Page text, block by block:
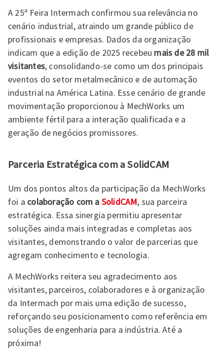
A 25ª Feira Intermach confirmou sua relevância no
cenário industrial, atraindo um grande público de
profissionais e empresas. Dados da organização
indicam que a edição de 2025 recebeu mais de 28 mil
visitantes, consolidando-se como um dos principais
eventos do setor metalmecânico e de automação
industrial na América Latina. Esse cenário de grande
movimentação proporcionou à MechWorks um
ambiente fértil para a interação qualificada e a
geração de negócios promissores.
Parceria Estratégica com a SolidCAM
Um dos pontos altos da participação da MechWorks
foi a colaboração com a SolidCAM, sua parceira
estratégica. Essa sinergia permitiu apresentar
soluções ainda mais integradas e completas aos
visitantes, demonstrando o valor de parcerias que
agregam conhecimento e tecnologia.
A MechWorks reitera seu agradecimento aos
visitantes, parceiros, colaboradores e à organização
da Intermach por mais uma edição de sucesso,
reforçando seu posicionamento como referência em
soluções de engenharia para a indústria. Até a
próxima!